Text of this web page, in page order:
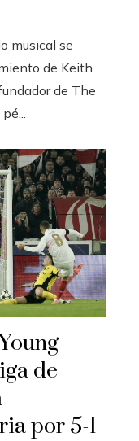
musical se
de Keith
de The
de
por 5-1